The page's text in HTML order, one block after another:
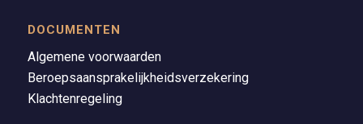
DOCUMENTEN
Algemene voorwaarden
Beroepsaansprakelijkheidsverzekering
Klachtenregeling